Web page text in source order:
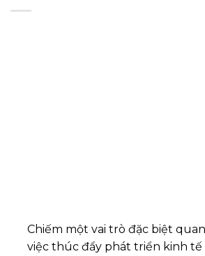
Chiếm một vai trò đặc biệt
việc thúc đẩy phát triển kinh